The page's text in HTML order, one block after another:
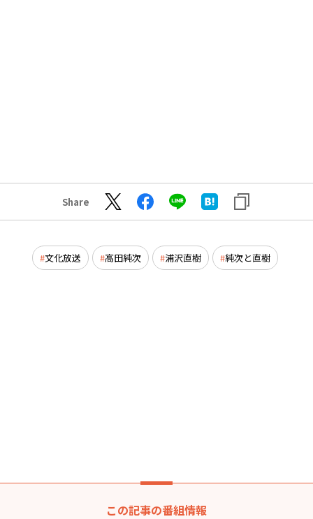
Share
文化放送 高田純次 浦沢直樹 純次と直樹
この記事の番組情報